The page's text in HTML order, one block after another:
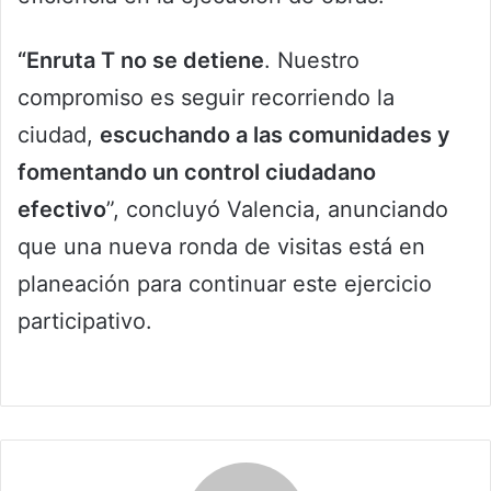
“Enruta T no se detiene. Nuestro
compromiso es seguir recorriendo la
ciudad, escuchando a las comunidades y
fomentando un control ciudadano
efectivo”, concluyó Valencia, anunciando
que una nueva ronda de visitas está en
planeación para continuar este ejercicio
participativo.